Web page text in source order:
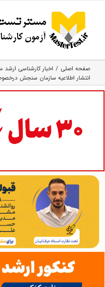
content
صفحه اصلی
اخبار کارشناسی ارشد
انتشار اطلاعیه سازمان سنجش درخصوص